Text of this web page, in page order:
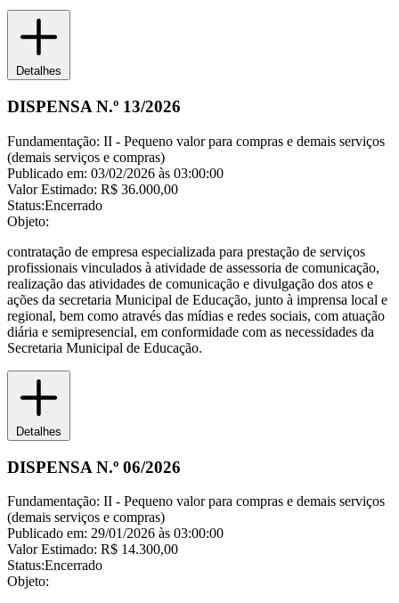
Detalhes
DISPENSA N.º 13/2026
Fundamentação: II - Pequeno valor para compras e demais serviços
(demais serviços e compras)
Publicado em: 03/02/2026 às 03:00:00
Valor Estimado: R$ 36.000,00
Status:Encerrado
Objeto:
contratação de empresa especializada para prestação de serviços
profissionais vinculados à atividade de assessoria de comunicação,
realização das atividades de comunicação e divulgação dos atos e
ações da secretaria Municipal de Educação, junto à imprensa local e
regional, bem como através das mídias e redes sociais, com atuação
diária e semipresencial, em conformidade com as necessidades da
Secretaria Municipal de Educação.
Detalhes
DISPENSA N.º 06/2026
Fundamentação: II - Pequeno valor para compras e demais serviços
(demais serviços e compras)
Publicado em: 29/01/2026 às 03:00:00
Valor Estimado: R$ 14.300,00
Status:Encerrado
Objeto: